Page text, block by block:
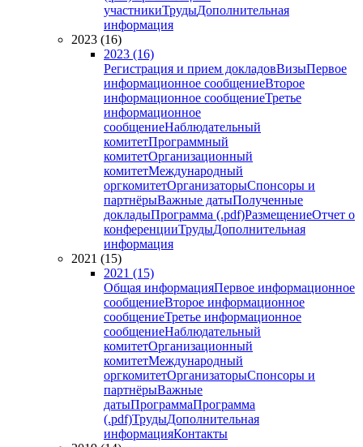
участникиТрудыДополнительная
информация
2023 (16)
2023 (16)
Регистрация и прием докладовВизыПервое
информационное сообщениеВторое
информационное сообщениеТретье
информационное
сообщениеНаблюдательный
комитетПрограммный
комитетОрганизационный
комитетМеждународный
оргкомитетОрганизаторыСпонсоры и
партнёрыВажные датыПолученные
докладыПрограмма (.pdf)РазмещениеОтчет о
конференцииТрудыДополнительная
информация
2021 (15)
2021 (15)
Общая информацияПервое информационное
сообщениеВторое информационное
сообщениеТретье информационное
сообщениеНаблюдательный
комитетОрганизационный
комитетМеждународный
оргкомитетОрганизаторыСпонсоры и
партнёрыВажные
датыПрограммаПрограмма
(.pdf)ТрудыДополнительная
информацияКонтакты